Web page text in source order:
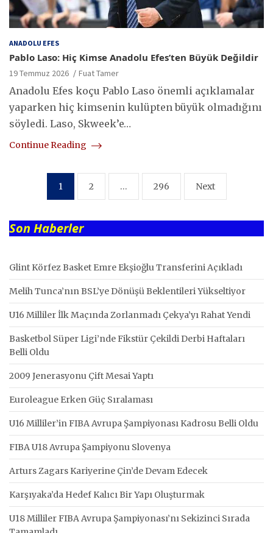
ANADOLU EFES
Pablo Laso: Hiç Kimse Anadolu Efes’ten Büyük Değildir
19 Temmuz 2026 Fuat Tamer
Anadolu Efes koçu Pablo Laso önemli açıklamalar
yaparken hiç kimsenin kulüpten büyük olmadığını
söyledi. Laso, Skweek’e…
Continue Reading
sayfalaması
1 2 … 296 Next
Son Haberler
Glint Körfez Basket Emre Ekşioğlu Transferini Açıkladı
Melih Tunca’nın BSL’ye Dönüşü Beklentileri Yükseltiyor
U16 Milliler İlk Maçında Zorlanmadı Çekya’yı Rahat Yendi
Basketbol Süper Ligi’nde Fikstür Çekildi Derbi Haftaları
Belli Oldu
2009 Jenerasyonu Çift Mesai Yaptı
Euroleague Erken Güç Sıralaması
U16 Milliler’in FIBA Avrupa Şampiyonası Kadrosu Belli Oldu
FIBA U18 Avrupa Şampiyonu Slovenya
Arturs Zagars Kariyerine Çin’de Devam Edecek
Karşıyaka’da Hedef Kalıcı Bir Yapı Oluşturmak
U18 Milliler FIBA Avrupa Şampiyonası’nı Sekizinci Sırada